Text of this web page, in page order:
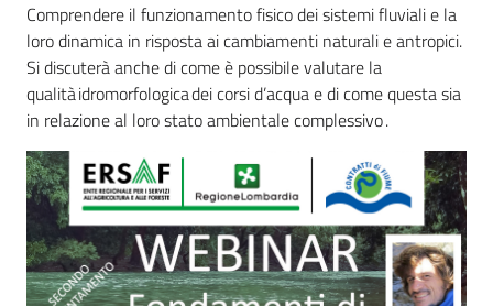
Comprendere il funzionamento fisico dei sistemi fluviali e la
loro dinamica in risposta ai cambiamenti naturali e antropici.
Si discuterà anche di come è possibile valutare la
qualità idromorfologica dei corsi d’acqua e di come questa sia
in relazione al loro stato ambientale complessivo .